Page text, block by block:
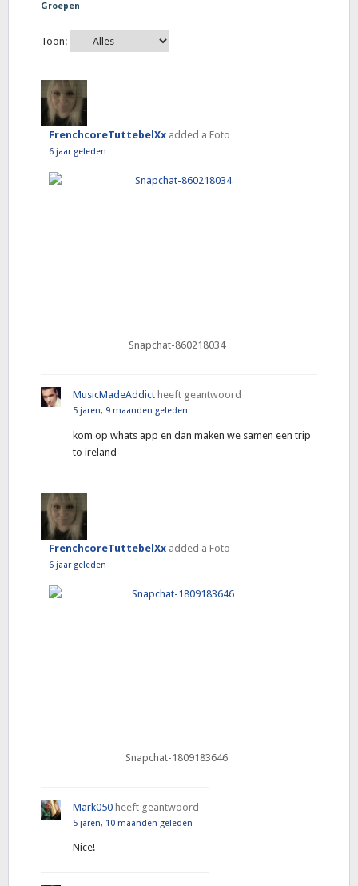
Groepen
Toon:
FrenchcoreTuttebelXx added a Foto
6 jaar geleden
Snapchat-860218034
MusicMadeAddict heeft geantwoord
5 jaren, 9 maanden geleden
kom op whats app en dan maken we samen een trip
to ireland
FrenchcoreTuttebelXx added a Foto
6 jaar geleden
Snapchat-1809183646
Mark050 heeft geantwoord
5 jaren, 10 maanden geleden
Nice!